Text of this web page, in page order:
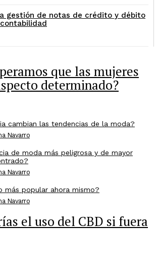
gestión de notas de crédito y débito
que las mujeres
determinado?
cambian las tendencias de la moda?
Navarro
de moda más peligrosa y de mayor
Navarro
más popular ahora mismo?
Navarro
el uso del CBD si fuera